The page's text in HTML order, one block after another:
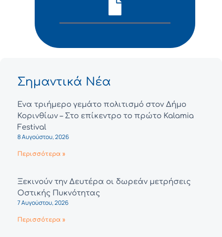
Σημαντικά Νέα
Ένα τριήμερο γεμάτο πολιτισμό στον Δήμο
Κορινθίων – Στο επίκεντρο το πρώτο Kalamia
Festival
8 Αυγούστου, 2026
Περισσότερα »
Ξεκινούν την Δευτέρα οι δωρεάν μετρήσεις
Οστικής Πυκνότητας
7 Αυγούστου, 2026
Περισσότερα »